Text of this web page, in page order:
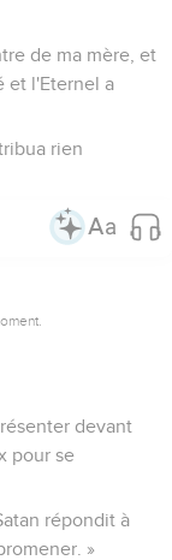
de ma mère, et
et l'Eternel a
rien
devant
pour se
répondit à
»